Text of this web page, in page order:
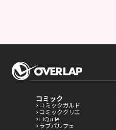
コミック
コミックガルド
コミッククリエ
LiQulle
ラブパルフェ